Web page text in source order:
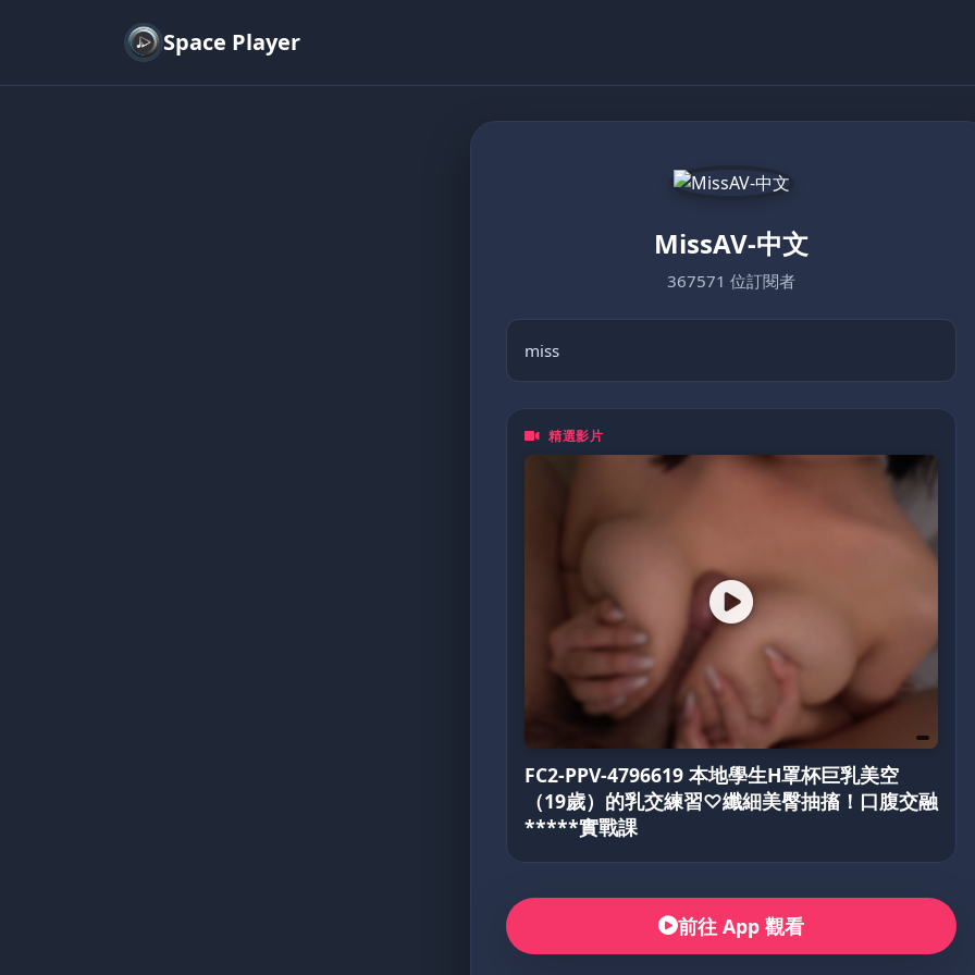
Space Player
MissAV-中文
367571 位訂閱者
miss
精選影片
FC2-PPV-4796619 本地學生H罩杯巨乳美空
（19歲）的乳交練習♡纖細美臀抽搐！口腹交融
*****實戰課
前往 App 觀看